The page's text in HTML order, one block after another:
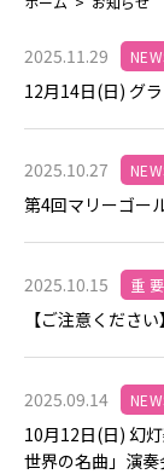
2025.11.29
12月14日(日) グ
2025.10.27
第4回マリーゴー
2025.10.15 重 要
【ご注意くださ
2025.09.14
10月12日(日) 幻
世界の名曲」演奏